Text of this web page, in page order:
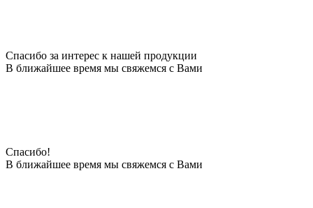
Спасибо за интерес к нашей продукции
В ближайшее время мы свяжемся с Вами
Спасибо!
В ближайшее время мы свяжемся с Вами